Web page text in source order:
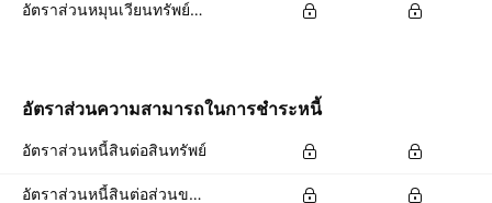
อัตราส่วนหมุนเวียนทรัพย์สิน
อัตราส่วนความสามารถในการชำระหนี้
อัตราส่วนหนี้สินต่อสินทรัพย์
อัตราส่วนหนี้สินต่อส่วนของผู้ถือหุ้น